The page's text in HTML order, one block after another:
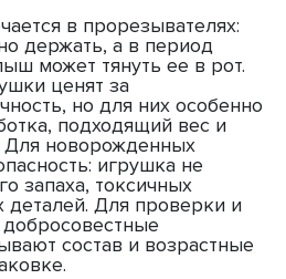
в прорезывателях:
держать, а в период
может тянуть ее в рот.
ценят за
но для них особенно
подходящий вес и
новорожденных
игрушка не
запаха, токсичных
деталей. Для проверки и
состав и возрастные